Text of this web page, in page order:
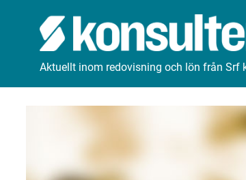
Aktuellt inom redovisning och lön från Srf